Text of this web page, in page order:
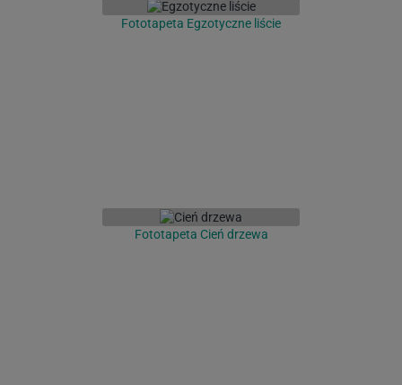
Fototapeta Egzotyczne liście
Fototapeta Cień drzewa